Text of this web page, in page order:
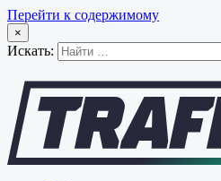
Перейти к содержимому
×
Искать: